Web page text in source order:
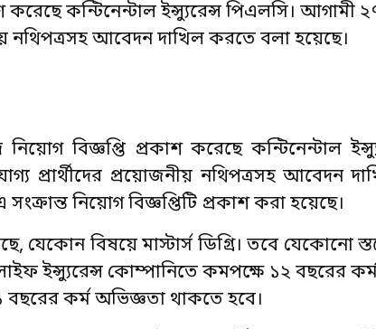
করেছে কন্টিনেন্টাল ইন্স্যুরেন্স পিএলসি। আগামী
নথিপত্রসহ আবেদন দাখিল করতে বলা হয়েছে।
বিজ্ঞপ্তি প্রকাশ করেছে কন্টিনেন্টাল
প্রার্থীদের প্রয়োজনীয় নথিপত্রসহ আবেদন
নিয়োগ বিজ্ঞপ্তিটি প্রকাশ করা হয়েছে।
যেকোন বিষয়ে মাস্টার্স ডিগ্রি। তবে যেকোনো
ইন্স্যুরেন্স কোম্পানিতে কমপক্ষে ১২ বছরের
বছরের কর্ম অভিজ্ঞতা থাকতে হবে।